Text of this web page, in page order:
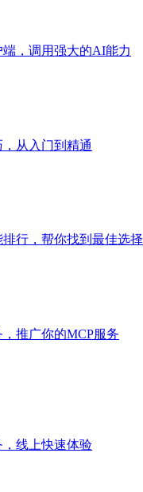
，调用强大的AI能力
从入门到精通
行，帮你找到最佳选择
推广你的MCP服务
，线上快速体验